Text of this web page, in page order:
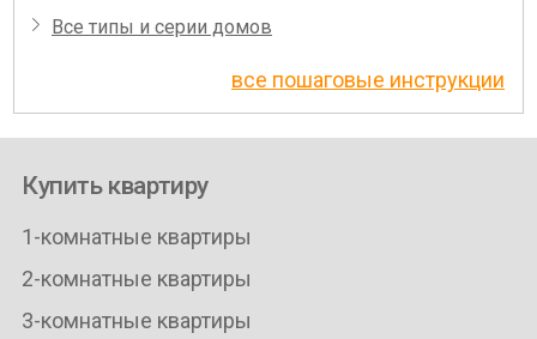
Все типы и серии домов
все пошаговые инструкции
Купить квартиру
1-комнатные квартиры
2-комнатные квартиры
3-комнатные квартиры